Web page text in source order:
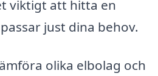
viktigt att hitta en
just dina behov.
olika elbolag och